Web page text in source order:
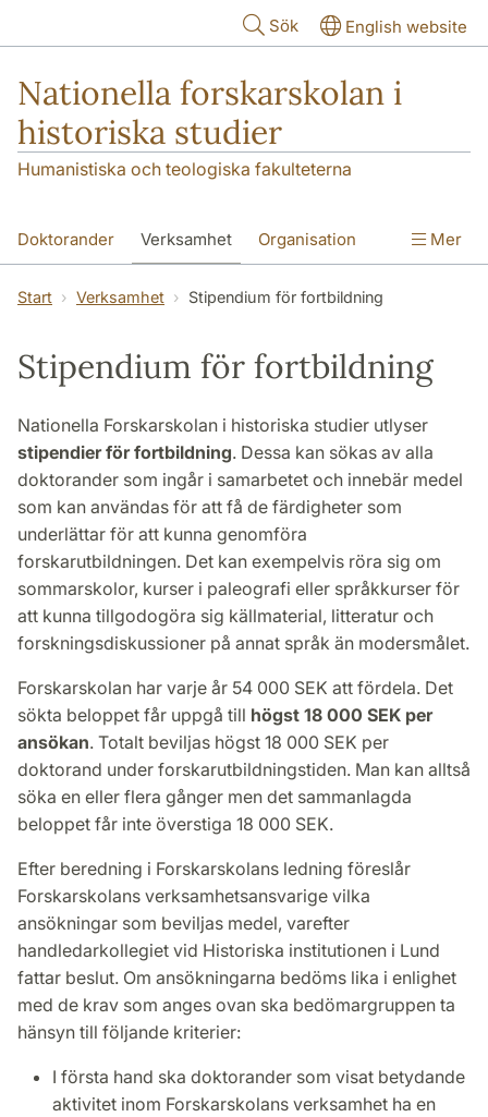
Sök English website
Nationella forskarskolan i
historiska studier
Humanistiska och teologiska fakulteterna
Doktorander Verksamhet Organisation
Blanketter FS om oss
Mer
Start Verksamhet Stipendium för fortbildning
Stipendium för fortbildning
Nationella Forskarskolan i historiska studier utlyser
stipendier för fortbildning. Dessa kan sökas av alla
doktorander som ingår i samarbetet och innebär medel
som kan användas för att få de färdigheter som
underlättar för att kunna genomföra
forskarutbildningen. Det kan exempelvis röra sig om
sommarskolor, kurser i paleografi eller språkkurser för
att kunna tillgodogöra sig källmaterial, litteratur och
forskningsdiskussioner på annat språk än modersmålet.
Forskarskolan har varje år 54 000 SEK att fördela. Det
sökta beloppet får uppgå till högst 18 000 SEK per
ansökan. Totalt beviljas högst 18 000 SEK per
doktorand under forskarutbildningstiden. Man kan alltså
söka en eller flera gånger men det sammanlagda
beloppet får inte överstiga 18 000 SEK.
Efter beredning i Forskarskolans ledning föreslår
Forskarskolans verksamhetsansvarige vilka
ansökningar som beviljas medel, varefter
handledarkollegiet vid Historiska institutionen i Lund
fattar beslut. Om ansökningarna bedöms lika i enlighet
med de krav som anges ovan ska bedömargruppen ta
hänsyn till följande kriterier:
I första hand ska doktorander som visat betydande
aktivitet inom Forskarskolans verksamhet ha en